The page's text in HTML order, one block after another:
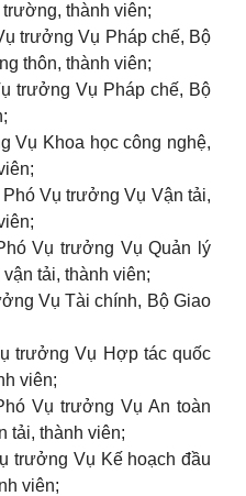
thành viên;
trưởng Vụ Pháp chế, Bộ
thôn, thành viên;
trưởng Vụ Pháp chế, Bộ
Vụ Khoa học công nghệ,
Vụ trưởng Vụ Vận tải,
Vụ trưởng Vụ Quản lý
tải, thành viên;
Vụ Tài chính, Bộ Giao
trưởng Vụ Hợp tác quốc
viên;
Vụ trưởng Vụ An toàn
tải, thành viên;
trưởng Vụ Kế hoạch đầu
viên;